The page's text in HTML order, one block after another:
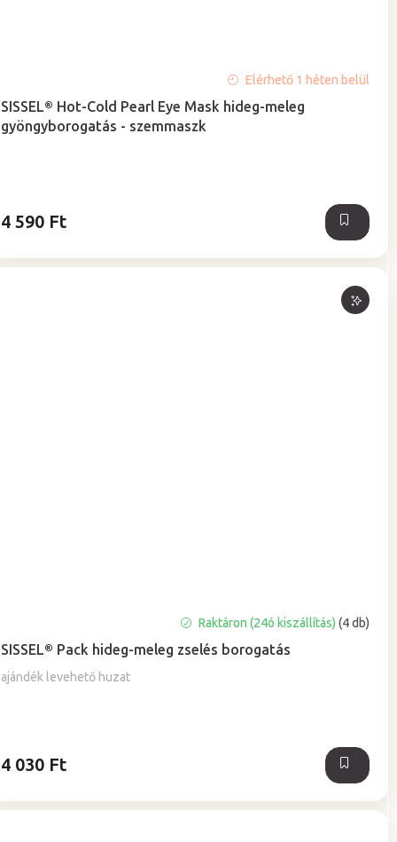
SISSEL® Hot-Cold Pearl Eye Mask hideg-meleg
gyöngyborogatás - szemmaszk
átlagos
értékelése
Elérhető 1 héten belül
4 590 Ft
SISSEL® Pack hideg-meleg zselés borogatás
ajándék levehető huzat
átlagos
értékelése
Raktáron (24ó kiszállítás)(4 db)
4 030 Ft